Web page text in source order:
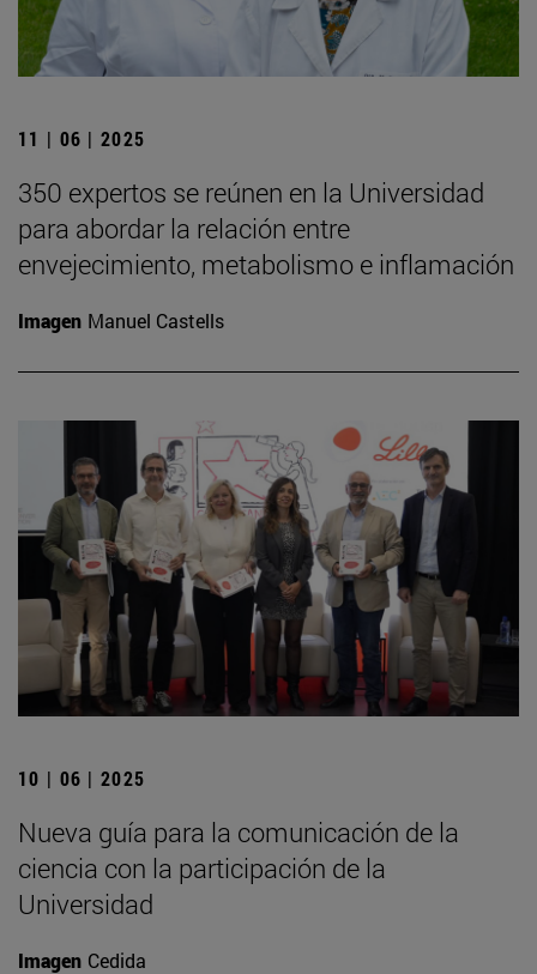
11 | 06 | 2025
350 expertos se reúnen en la Universidad
para abordar la relación entre
envejecimiento, metabolismo e inflamación
Imagen Manuel Castells
10 | 06 | 2025
Nueva guía para la comunicación de la
ciencia con la participación de la
Universidad
Imagen Cedida